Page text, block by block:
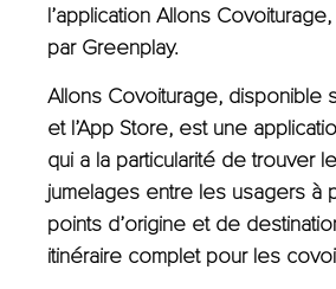
l’application Allons
par Greenplay.
Allons Covoiturage, disponible
et l’App Store, est une
qui a la particularité de trouver
jumelages entre les usagers à
points d’origine et de
itinéraire complet pour les